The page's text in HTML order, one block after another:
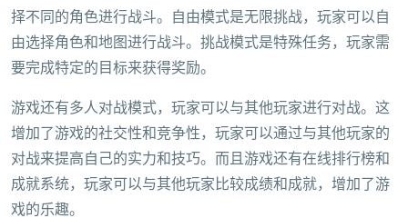
择不同的角色进行战斗。自由模式是无限挑战，玩家可以自
由选择角色和地图进行战斗。挑战模式是特殊任务，玩家需
要完成特定的目标来获得奖励。
游戏还有多人对战模式，玩家可以与其他玩家进行对战。这
增加了游戏的社交性和竞争性，玩家可以通过与其他玩家的
对战来提高自己的实力和技巧。而且游戏还有在线排行榜和
成就系统，玩家可以与其他玩家比较成绩和成就，增加了游
戏的乐趣。